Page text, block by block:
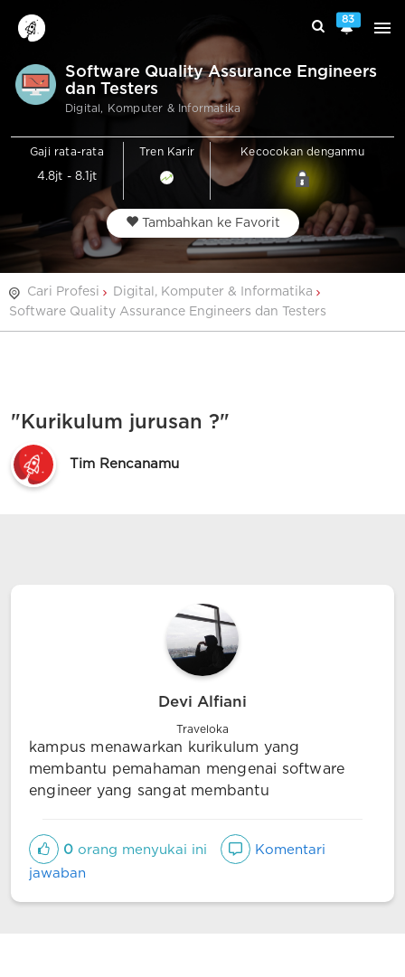
83
Software Quality Assurance Engineers
dan Testers
Digital, Komputer & Informatika
Gaji rata-rata
4.8jt - 8.1jt
Tren Karir Kecocokan denganmu
Tambahkan ke Favorit
Cari Profesi
Digital, Komputer & Informatika
Software Quality Assurance Engineers dan Testers
"Kurikulum jurusan ?"
Tim Rencanamu
Devi Alfiani
Traveloka
kampus menawarkan kurikulum yang
membantu pemahaman mengenai software
engineer yang sangat membantu
0 orang menyukai ini
Komentari
jawaban